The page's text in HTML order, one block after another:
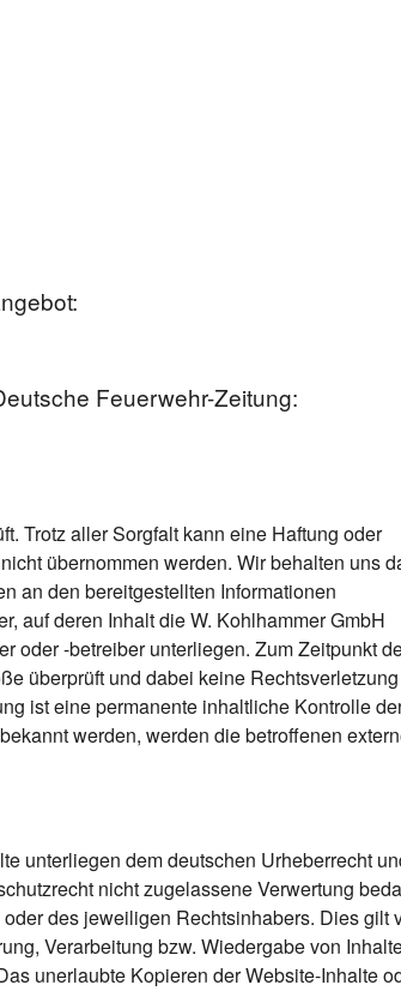
Feuerwehr-Zeitung:
Trotz aller Sorgfalt kann eine Haftung oder
übernommen werden. Wir behalten uns
an den bereitgestellten Informationen
auf deren Inhalt die W. Kohlhammer GmbH
oder -betreiber unterliegen. Zum Zeitpunkt
überprüft und dabei keine Rechtsverletzung
ist eine permanente inhaltliche Kontrolle
werden, werden die betroffenen
unterliegen dem deutschen Urheberrecht
nicht zugelassene Verwertung
des jeweiligen Rechtsinhabers. Dies gilt
Verarbeitung bzw. Wiedergabe von
unerlaubte Kopieren der Website-Inhalte